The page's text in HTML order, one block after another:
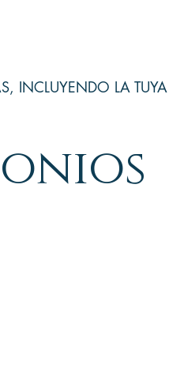
INCLUYENDO LA